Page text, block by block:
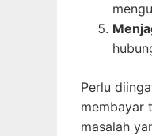
Perlu
membayar
masalah